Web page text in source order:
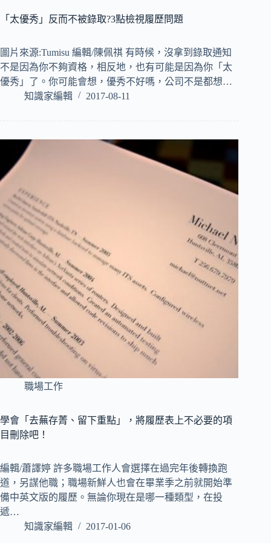
「太優秀」反而不被錄取?3點檢視履歷問題
圖片來源:Tumisu 編輯/陳佩祺 有時候，沒拿到錄取通知
不是因為你不夠資格，相反地，也有可能是因為你「太
優秀」了。你可能會想，優秀不好嗎，公司不是都想…
知識家編輯
2017-08-11
職場工作
學會「去蕪存菁、留下重點」，將履歷表上不必要的項
目刪除吧！
編輯/蕭譯婷 許多職場工作人會選擇在過完年後轉換跑
道，另謀他職；職場新鮮人也會在畢業季之前就開始準
備中英文版的履歷。無論你現在是哪一種類型，在投
遞…
知識家編輯
2017-01-06